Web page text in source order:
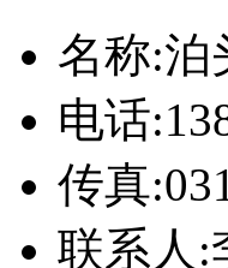
名称:泊
电话
传真
联系人: